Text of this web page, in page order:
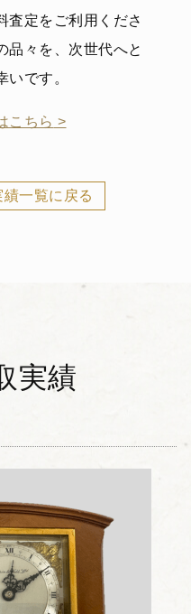
査定をご利用くださ
品々を、次世代へと
です。
こちら >
一覧に戻る
実績